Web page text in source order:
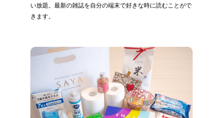
い放題。最新の雑誌を自分の端末で好きな時に読むことがで
きます。